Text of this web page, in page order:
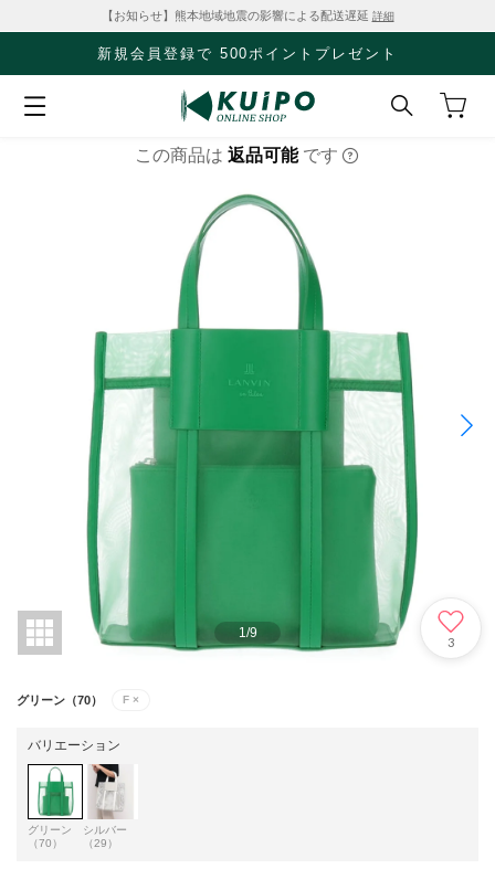
【お知らせ】熊本地域地震の影響による配送遅延 詳細
新規会員登録で 500ポイントプレゼント
この商品は 返品可能 です
1/9
3
グリーン（70） F ×
バリエーション
グリーン
（70）
シルバー
（29）